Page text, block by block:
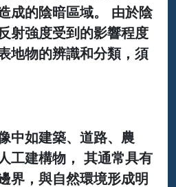
成的陰暗區域。 由於陰
射強度受到的影響程度
地物的辨識和分類，須
中如建築、道路、農
工建構物， 其通常具有
界，與自然環境形成明